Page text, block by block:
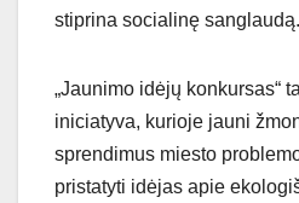
stiprina socialinę sanglaudą.
„Jaunimo idėjų konkursas“
iniciatyva, kurioje jauni
sprendimus miesto
pristatyti idėjas apie